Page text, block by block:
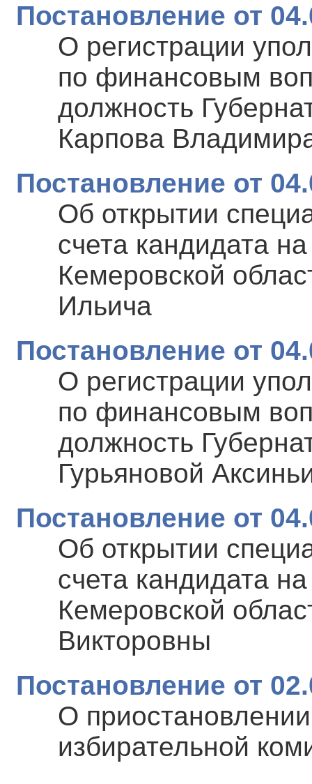
Постановление от
О регистрации
по финансовым
должность
Карпова
Постановление от
Об открытии
счета кандидата
Кемеровской
Ильича
Постановление от
О регистрации
по финансовым
должность
Гурьяновой
Постановление от
Об открытии
счета кандидата
Кемеровской
Викторовны
Постановление от
О
избирательной